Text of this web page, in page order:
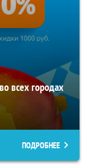
всех городах
ПОДРОБНЕЕ